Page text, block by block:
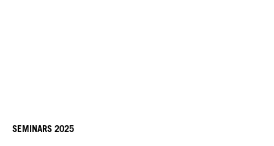
SEMINARS 2025